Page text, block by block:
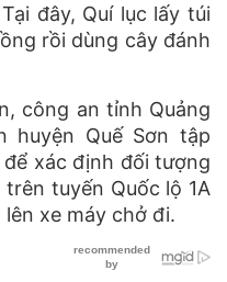
đây, Quí lục lấy túi
rồi dùng cây đánh
công an tỉnh Quảng
huyện Quế Sơn tập
xác định đối tượng
tuyến Quốc lộ 1A
xe máy chở đi.